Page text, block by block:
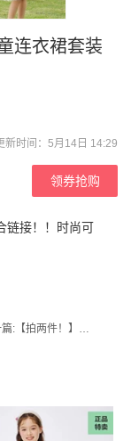
连衣裙套装
新时间：5月14日 14:29
领券抢购
链接！！时尚可
篇: 【拍两件！】苏太太！多口味炒米/青豆零食500g×2